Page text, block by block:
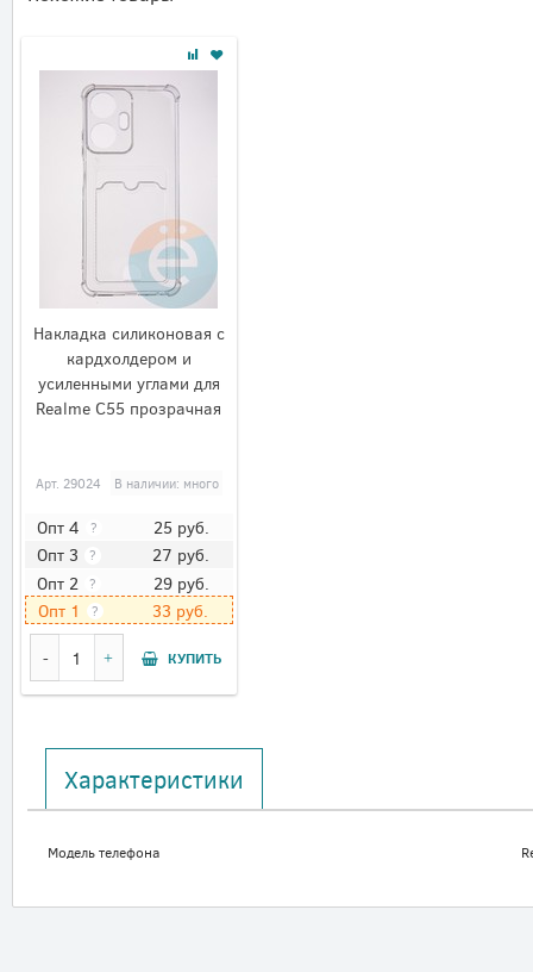
Накладка силиконовая с
кардхолдером и
усиленными углами для
Realme C55 прозрачная
Арт. 29024 В наличии: много
Опт 4 ? 25 руб.
Опт 3 ? 27 руб.
Опт 2 ? 29 руб.
Опт 1 ? 33 руб.
КУПИТЬ
Характеристики
Модель телефона